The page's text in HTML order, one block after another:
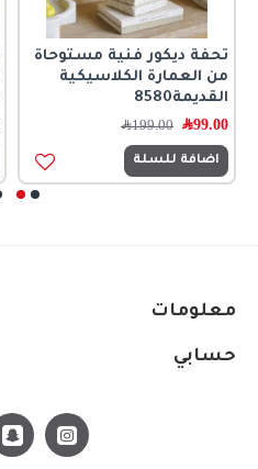
تحفة ديكور فنية مستوحاة
من العمارة الكلاسيكية
القديمة8580
99.00﷼ 199.00﷼
اضافة للسلة
معلومات
حسابي